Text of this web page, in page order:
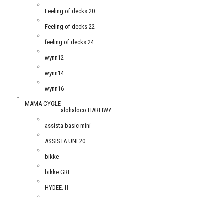
Feeling of decks 20
Feeling of decks 22
feeling of decks 24
wynn12
wynn14
wynn16
MAMA CYCLE
alohaloco HAREIWA
assista basic mini
ASSISTA UNI 20
bikke
bikke GRI
HYDEE.Ⅱ